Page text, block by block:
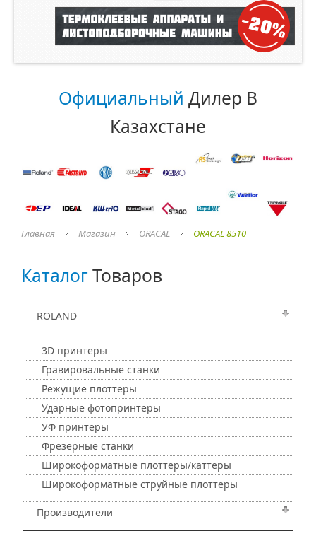
Официальный Дилер В
Казахстане
Главная Магазин ORACAL ORACAL 8510
КаталогТоваров
ROLAND
3D принтеры
Гравировальные станки
Режущие плоттеры
Ударные фотопринтеры
УФ принтеры
Фрезерные станки
Широкоформатные плоттеры/каттеры
Широкоформатные струйные плоттеры
Производители